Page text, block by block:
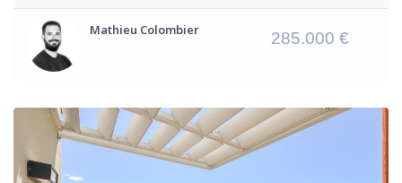
Mathieu Colombier 285.000 €